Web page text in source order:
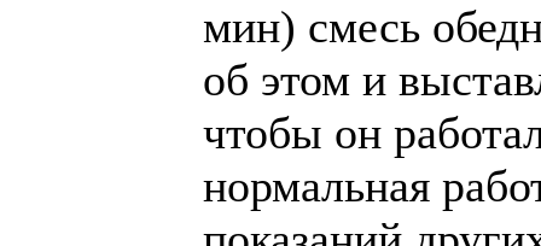
мин) смесь
об этом и
чтобы он
нормальная